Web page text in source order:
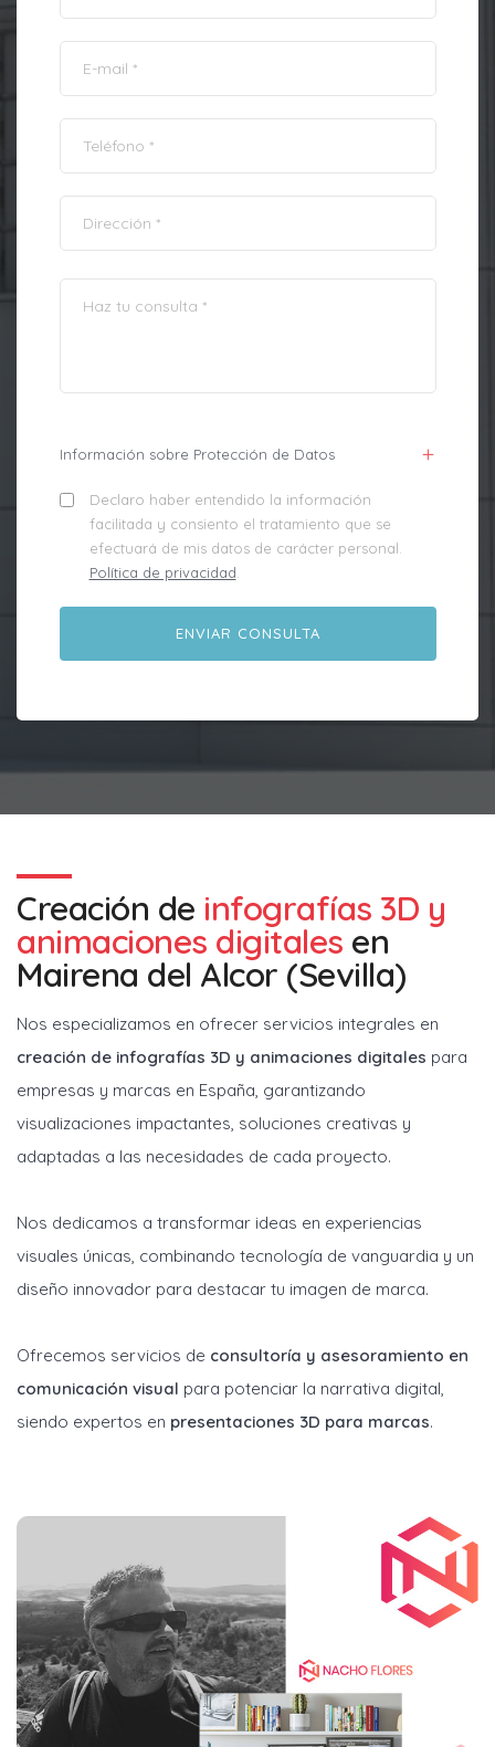
Información sobre Protección de Datos
Declaro haber entendido la información
facilitada y consiento el tratamiento que se
efectuará de mis datos de carácter personal.
Política de privacidad.
Creación de infografías 3D y
animaciones digitales en
Mairena del Alcor (Sevilla)
Nos especializamos en ofrecer servicios integrales en
creación de infografías 3D y animaciones digitales para
empresas y marcas en España, garantizando
visualizaciones impactantes, soluciones creativas y
adaptadas a las necesidades de cada proyecto.
Nos dedicamos a transformar ideas en experiencias
visuales únicas, combinando tecnología de vanguardia y un
diseño innovador para destacar tu imagen de marca.
Ofrecemos servicios de consultoría y asesoramiento en
comunicación visual para potenciar la narrativa digital,
siendo expertos en presentaciones 3D para marcas.